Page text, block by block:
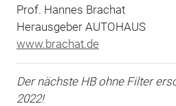
Prof. Hannes Brachat
Herausgeber AUTOHAUS
www.brachat.de
Der nächste HB ohne Filter
2022!